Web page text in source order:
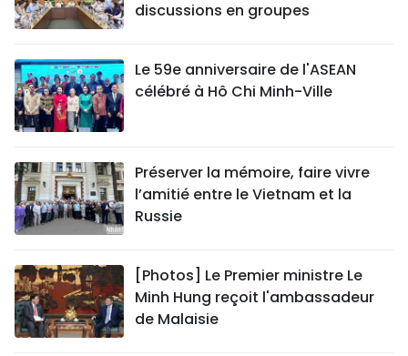
discussions en groupes
Le 59e anniversaire de l'ASEAN
célébré à Hô Chi Minh-Ville
Préserver la mémoire, faire vivre
l’amitié entre le Vietnam et la
Russie
[Photos] Le Premier ministre Le
Minh Hung reçoit l'ambassadeur
de Malaisie